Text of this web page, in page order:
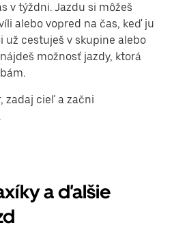
v týždni. Jazdu si môžeš
alebo vopred na čas, keď ju
už cestuješ v skupine alebo
možnosť jazdy, ktorá
zadaj cieľ a začni
a ďalšie